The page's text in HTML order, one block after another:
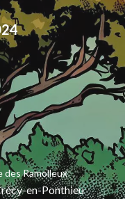
Ramolleux
en-Ponthieu